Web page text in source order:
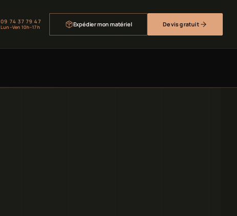
09 74 37 79 47
Lun–Ven 10h–17h Expédier mon matériel Devis gratuit